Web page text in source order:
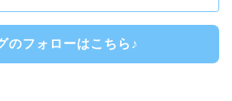
のフォローはこちら♪